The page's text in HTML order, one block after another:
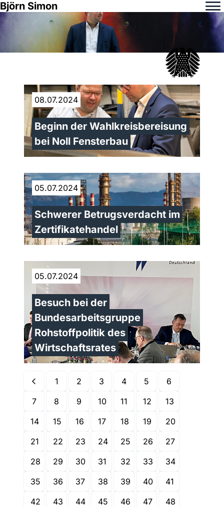
Björn Simon
08.07.2024
Beginn der Wahlkreisbereisung
bei Noll Fensterbau
05.07.2024
Schwerer Betrugsverdacht im
Zertifikatehandel
05.07.2024
Besuch bei der
Bundesarbeitsgruppe
Rohstoffpolitik des
Wirtschaftsrates
1 2 3 4 5
6
7
8 9 10 11 12
13
14
15 16 17 18 19
20
21
22 23 24 25 26
27
28
29 30 31 32 33
34
35
36 37 38 39 40
41
42
43 44 45 46 47
48